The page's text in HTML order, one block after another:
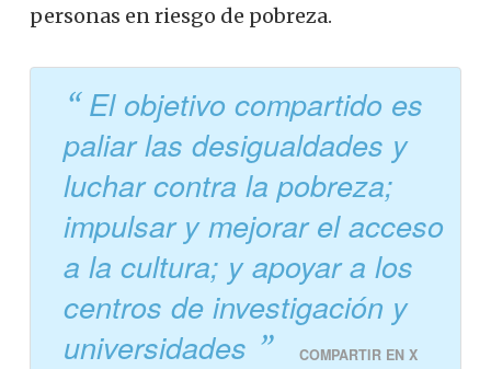
personas en riesgo de pobreza.
El objetivo compartido es
paliar las desigualdades y
luchar contra la pobreza;
impulsar y mejorar el acceso
a la cultura; y apoyar a los
centros de investigación y
universidades
COMPARTIR EN X